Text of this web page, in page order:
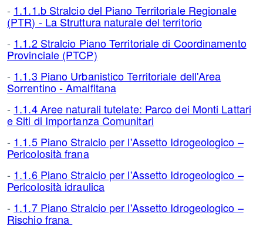
- 1.1.1.b Stralcio del Piano Territoriale Regionale
(PTR) - La Struttura naturale del territorio
- 1.1.2 Stralcio Piano Territoriale di Coordinamento
Provinciale (PTCP)
- 1.1.3 Piano Urbanistico Territoriale dell'Area
Sorrentino - Amalfitana
- 1.1.4 Aree naturali tutelate: Parco dei Monti Lattari
e Siti di Importanza Comunitari
- 1.1.5 Piano Stralcio per l'Assetto Idrogeologico –
Pericolosità frana
- 1.1.6 Piano Stralcio per l'Assetto Idrogeologico –
Pericolosità idraulica
- 1.1.7 Piano Stralcio per l'Assetto Idrogeologico –
Rischio frana